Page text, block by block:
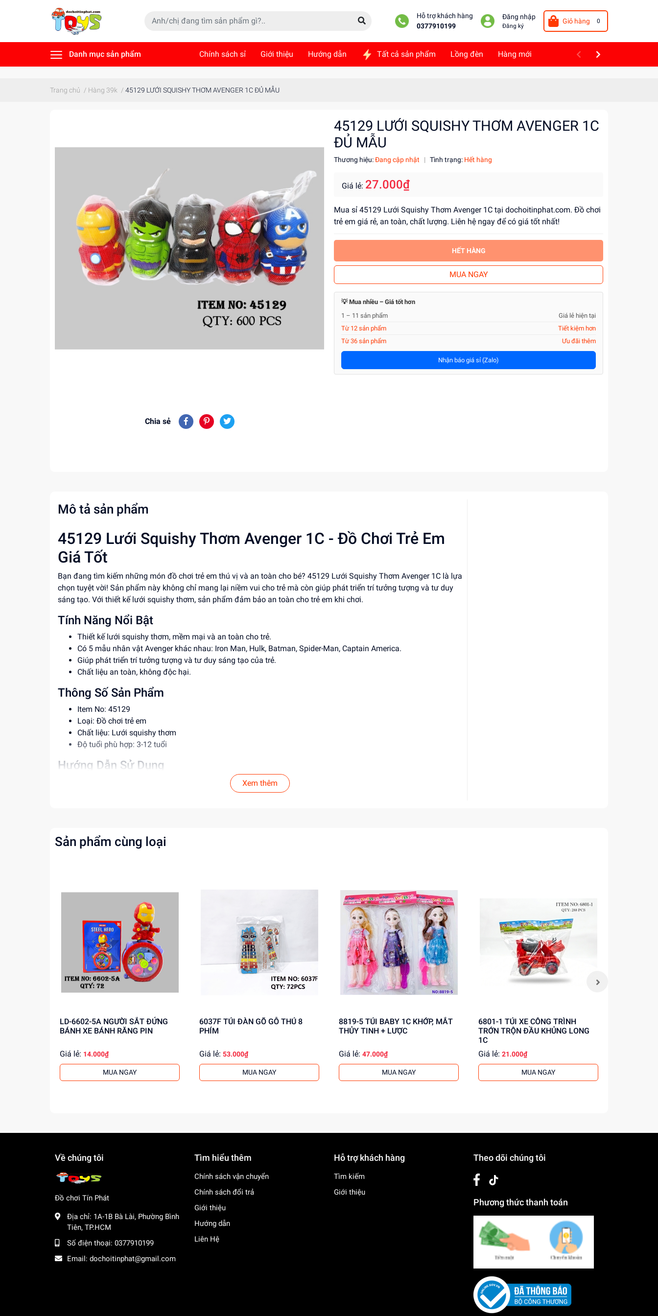
Hỗ trợ khách hàng
0377910199
Đăng nhập
Đăng ký
Giỏ hàng 0
Danh mục sản phẩm Chính sách sỉ Giới thiệu Hướng dẫn Tất cả sản phẩm Lồng đèn Hàng mới
Trang chủ / Hàng 39k / 45129 LƯỚI SQUISHY THƠM AVENGER 1C ĐỦ MẪU
Chia sẻ
45129 LƯỚI SQUISHY THƠM AVENGER 1C
ĐỦ MẪU
Thương hiệu:Đang cập nhật | Tình trạng: Hết hàng
Giá lẻ: 27.000₫
Mua sỉ 45129 Lưới Squishy Thơm Avenger 1C tại dochoitinphat.com. Đồ chơi
trẻ em giá rẻ, an toàn, chất lượng. Liên hệ ngay để có giá tốt nhất!
HẾT HÀNG
MUA NGAY
💡 Mua nhiều – Giá tốt hơn
1 – 11 sản phẩm
Giá lẻ hiện tại
Từ 12 sản phẩm
Tiết kiệm hơn
Từ 36 sản phẩm
Ưu đãi thêm
Nhận báo giá sỉ (Zalo)
Mô tả sản phẩm
45129 Lưới Squishy Thơm Avenger 1C - Đồ Chơi Trẻ Em
Giá Tốt
Bạn đang tìm kiếm những món đồ chơi trẻ em thú vị và an toàn cho bé? 45129 Lưới Squishy Thơm Avenger 1C là lựa
chọn tuyệt vời! Sản phẩm này không chỉ mang lại niềm vui cho trẻ mà còn giúp phát triển trí tưởng tượng và tư duy
sáng tạo. Với thiết kế lưới squishy thơm, sản phẩm đảm bảo an toàn cho trẻ em khi chơi.
Tính Năng Nổi Bật
Thiết kế lưới squishy thơm, mềm mại và an toàn cho trẻ.
Có 5 mẫu nhân vật Avenger khác nhau: Iron Man, Hulk, Batman, Spider-Man, Captain America.
Giúp phát triển trí tưởng tượng và tư duy sáng tạo của trẻ.
Chất liệu an toàn, không độc hại.
Thông Số Sản Phẩm
Item No: 45129
Loại: Đồ chơi trẻ em
Chất liệu: Lưới squishy thơm
Độ tuổi phù hợp: 3-12 tuổi
Hướng Dẫn Sử Dụng
Hướng dẫn trẻ cách cầm và chơi với sản phẩm một cách cẩn thận.
Không để trẻ nuốt phải các bộ phận nhỏ của sản phẩm.
Phát triển trí tưởng tượng và tư duy sáng tạo.
Xem thêm
Sản phẩm cùng loại
LD-6602-5A NGƯỜI SẮT ĐỨNG
BÁNH XE BÁNH RĂNG PIN
Giá lẻ: 14.000₫
MUA NGAY
6037F TÚI ĐÀN GÕ GỖ THÚ 8
PHÍM
Giá lẻ: 53.000₫
MUA NGAY
8819-5 TÚI BABY 1C KHỚP, MẮT
THỦY TINH + LƯỢC
Giá lẻ: 47.000₫
MUA NGAY
6801-1 TÚI XE CÔNG TRÌNH
TRỚN TRỘN ĐẦU KHỦNG LONG
1C
Giá lẻ: 21.000₫
MUA NGAY
Về chúng tôi
Đồ chơi Tín Phát
Địa chỉ: 1A-1B Bà Lài, Phường Bình
Tiên, TP.HCM
Số điện thoại: 0377910199
Email: dochoitinphat@gmail.com
Tìm hiểu thêm
Chính sách vận chuyển
Chính sách đổi trả
Giới thiệu
Hướng dẫn
Liên Hệ
Hỗ trợ khách hàng
Tìm kiếm
Giới thiệu
Theo dõi chúng tôi
Phương thức thanh toán